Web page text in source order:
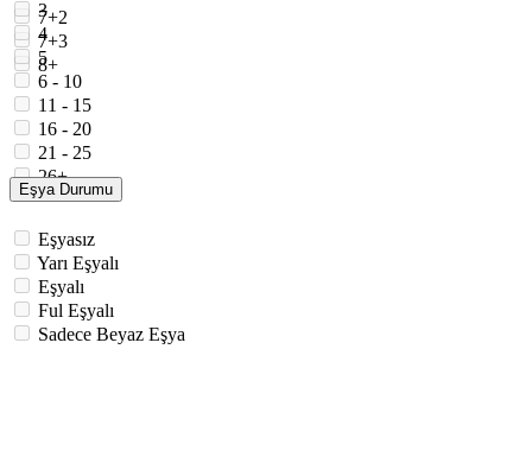
7+2
7+3
8+
3
4
5
6 - 10
11 - 15
16 - 20
21 - 25
26+
Eşya Durumu
Eşyasız
Yarı Eşyalı
Eşyalı
Ful Eşyalı
Sadece Beyaz Eşya